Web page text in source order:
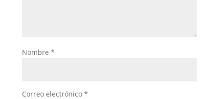
Nombre *
Correo electrónico *